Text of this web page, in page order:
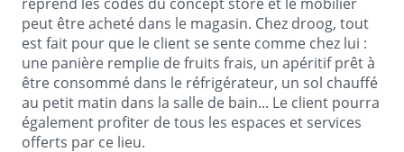
peut être acheté dans le magasin. Chez droog, tout
est fait pour que le client se sente comme chez lui :
une panière remplie de fruits frais, un apéritif prêt à
être consommé dans le réfrigérateur, un sol chauffé
au petit matin dans la salle de bain... Le client pourra
également profiter de tous les espaces et services
offerts par ce lieu.